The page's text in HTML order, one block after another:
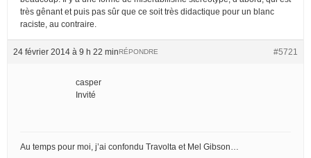
très gênant et puis pas sûr que ce soit très didactique pour un blanc
raciste, au contraire.
24 février 2014 à 9 h 22 min #5721
RÉPONDRE
casper
Invité
Au temps pour moi, j’ai confondu Travolta et Mel Gibson…